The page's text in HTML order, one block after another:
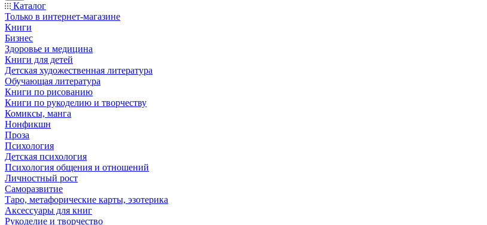
Каталог
Только в интернет-магазине
Книги
Бизнес
Здоровье и медицина
Книги для детей
Детская художественная литература
Обучающая литература
Книги по рисованию
Книги по рукоделию и творчеству
Комиксы, манга
Нонфикшн
Проза
Психология
Детская психология
Психология общения и отношений
Личностный рост
Саморазвитие
Таро, метафорические карты, эзотерика
Аксессуары для книг
Рукоделие и творчество